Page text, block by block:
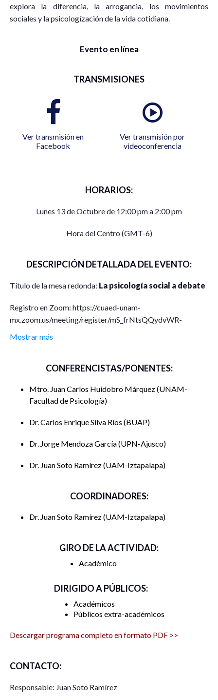
explora la diferencia, la arrogancia, los movimientos
sociales y la psicologízación de la vida cotidiana.
Evento en línea
TRANSMISIONES
Ver transmisión en
Facebook
Ver transmisión por
videoconferencia
HORARIOS:
Lunes 13 de Octubre de 12:00 pm a 2:00 pm
Hora del Centro (GMT-6)
DESCRIPCIÓN DETALLADA DEL EVENTO:
Título de la mesa redonda: La psicología social a debate
Registro en Zoom: https://cuaed-unam-
mx.zoom.us/meeting/register/mS_frNtsQQydvWR-
Metropolitana, Unidad Iztapalapa, Ciudad de México,
México
Correo electrónico:juansotoram@hotmail.com
Nombres de los autores
Autónoma de México
Título de la ponencia: La psicología de la diferencia
Modalidad de participación: Remota
Benemérita Universidad Autónoma de Puebla
Título de la ponencia: Entre la presunción y la
Mostrar más
CONFERENCISTAS/PONENTES:
Mtro. Juan Carlos Huidobro Márquez UNAM-
Facultad de Psicología
Dr. Carlos Enrique Silva Ríos BUAP
Dr. Jorge Mendoza García UPN-Ajusco
Dr. Juan Soto Ramírez UAM-Iztapalapa
COORDINADORES:
Dr. Juan Soto Ramírez UAM-Iztapalapa
GIRO DE LA ACTIVIDAD:
Académico
DIRIGIDO A PÚBLICOS:
Académicos
Públicos extra-académicos
Descargar programa completo en formato PDF >>
CONTACTO:
Responsable: Juan Soto Ramírez